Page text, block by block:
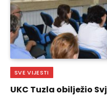
SVE VIJESTI
UKC Tuzla obilježio